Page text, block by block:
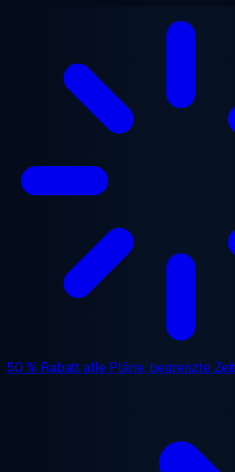
50 % Rabattalle Pläne, begrenzte